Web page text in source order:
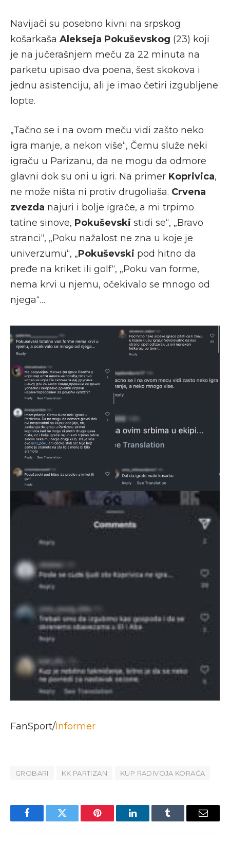
Navijači su posebno kivni na srpskog
košarkaša Alekseja Pokuševskog (23) koji
je na jučerašnjem meču za 22 minuta na
parketu upisao dva poena, šest skokova i
jednu asistenciju, ali je imao četiri izgubljene
lopte.
„Tačno se i na ovom meču vidi zašto neko
igra manje, a nekon više“, Čemu služe neki
igraču u Parizanu, da ne mogu da odmore
glavni dok su oni u igri. Na primer Koprivica,
ne može ništa ni protiv drugoliaša. Crvena
zvezda najuri i bolje igrače, a mi trpimo
tatine sinove, Pokuševski stidi se“, „Bravo
stranci“, „Poku nažalost ne zna u koje je
univerzumu“, „Pokuševski pod hitno da
pređe na kriket ili golf“, „Poku van forme,
nema krvi u njemu, očekivalo se mnogo od
njega“…
FanSport/Informer
GROBARI KK PARTIZAN KUP RADIVOJA KORAĆA
FacebookTwitter Pinterest LinkedInTumblr Email